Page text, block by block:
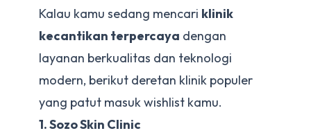
Kalau kamu sedang mencari klinik
kecantikan terpercaya dengan
layanan berkualitas dan teknologi
modern, berikut deretan klinik populer
yang patut masuk wishlist kamu.
1. Sozo Skin Clinic